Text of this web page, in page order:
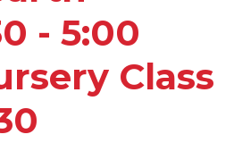
- 5:00
Class